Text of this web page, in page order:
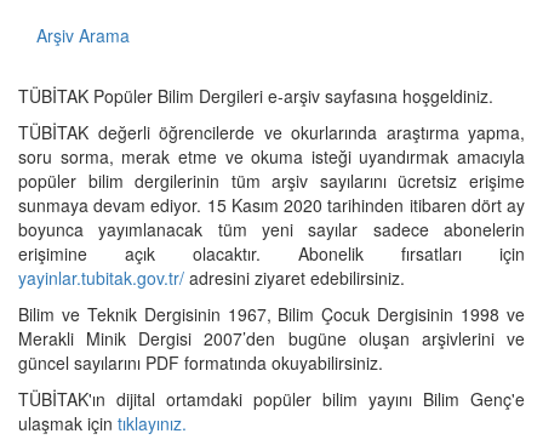
Arşiv Arama
TÜBİTAK Popüler Bilim Dergileri e-arşiv sayfasına hoşgeldiniz.
TÜBİTAK değerli öğrencilerde ve okurlarında araştırma yapma,
soru sorma, merak etme ve okuma isteği uyandırmak amacıyla
popüler bilim dergilerinin tüm arşiv sayılarını ücretsiz erişime
sunmaya devam ediyor. 15 Kasım 2020 tarihinden itibaren dört ay
boyunca yayımlanacak tüm yeni sayılar sadece abonelerin
erişimine açık olacaktır. Abonelik fırsatları için
yayinlar.tubitak.gov.tr/ adresini ziyaret edebilirsiniz.
Bilim ve Teknik Dergisinin 1967, Bilim Çocuk Dergisinin 1998 ve
Merakli Minik Dergisi 2007’den bugüne oluşan arşivlerini ve
güncel sayılarını PDF formatında okuyabilirsiniz.
TÜBİTAK'ın dijital ortamdaki popüler bilim yayını Bilim Genç'e
ulaşmak için tıklayınız.